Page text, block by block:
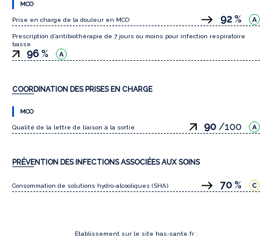
MCO
Prise en charge de la douleur en MCO 92 %
Prescription d’antibiothérapie de 7 jours ou moins pour infection respiratoire
basse
96 %
COORDINATION DES PRISES EN CHARGE
MCO
Qualité de la lettre de liaison à la sortie 90 /100
PRÉVENTION DES INFECTIONS ASSOCIÉES AUX SOINS
Consommation de solutions hydro-alcooliques (SHA) 70 %
Etablissement sur le site has-sante.fr :